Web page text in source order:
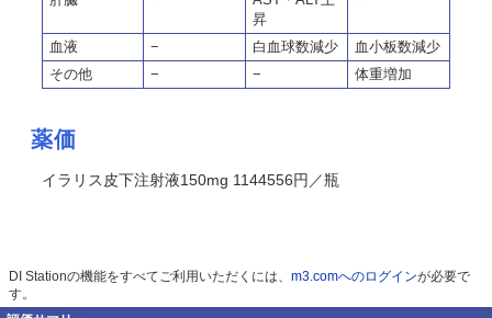
昇
血液 − 白血球数減少
血小板数減少
その他
− − 体重増加
薬価
イラリス皮下注射液150mg 1144556円／瓶
DI Stationの機能をすべてご利用いただくには、 m3.comへのログインが必要で
す。